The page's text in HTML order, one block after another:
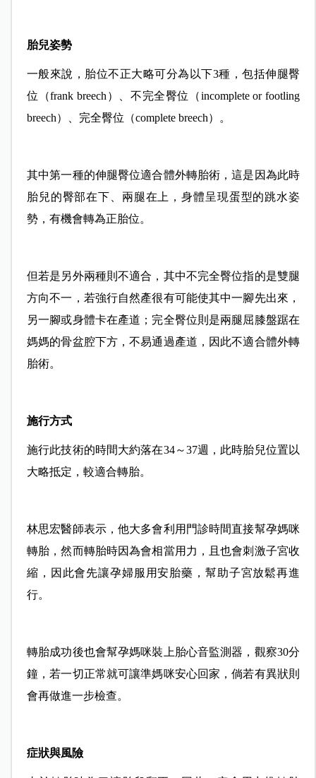
胎兒姿勢
一般來說，胎位不正大略可分為以下3種，包括伸腿臀
位（frank breech）、不完全臀位（incomplete or footling
breech）、完全臀位（complete breech）。
其中第一種的伸腿臀位適合體外轉胎術，這是因為此時
胎兒的臀部在下、兩腿在上，身體呈現蛋型的跳水姿
勢，有機會轉為正胎位。
但若是另外兩種則不適合，其中不完全臀位指的是雙腿
方向不一，若強行自然產很有可能使其中一腳先出來，
另一腳或身體卡在產道；完全臀位則是兩腿屈膝盤踞在
媽媽的骨盆腔下方，不易通過產道，因此不適合體外轉
胎術。
施行方式
施行此技術的時間大約落在34～37週，此時胎兒位置以
大略抵定，較適合轉胎。
林思宏醫師表示，他大多會利用門診時間直接幫孕媽咪
轉胎，然而轉胎時因為會相當用力，且也會刺激子宮收
縮，因此會先讓孕婦服用安胎藥，幫助子宮放鬆再進
行。
轉胎成功後也會幫孕媽咪裝上胎心音監測器，觀察30分
鐘，若一切正常就可讓準媽咪安心回家，倘若有異狀則
會再做進一步檢查。
症狀與風險